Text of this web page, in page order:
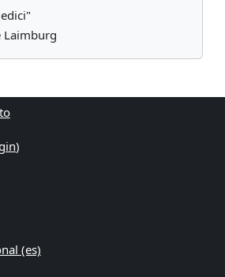
Laimburg
)
‎(es)‎